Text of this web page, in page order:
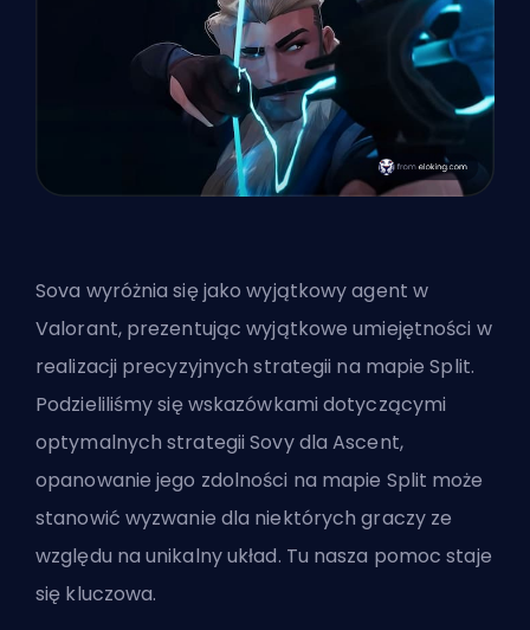
Sova wyróżnia się jako wyjątkowyagent w
Valorant, prezentując wyjątkowe umiejętności w
realizacji precyzyjnych strategii na mapie Split.
Podzieliliśmy się wskazówkami dotyczącymi
optymalnych strategii Sovy dla Ascent,
opanowanie jego zdolności na mapie Split może
stanowić wyzwanie dla niektórych graczy ze
względu na unikalny układ. Tu nasza pomoc staje
się kluczowa.